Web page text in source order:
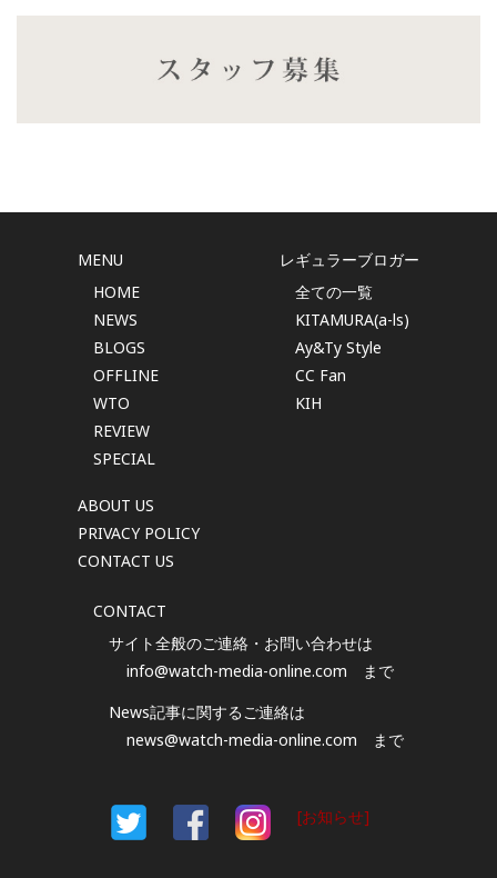
MENU
HOME
NEWS
BLOGS
OFFLINE
WTO
REVIEW
SPECIAL
ABOUT US
PRIVACY POLICY
CONTACT US
レギュラーブロガー
全ての一覧
KITAMURA(a-ls)
Ay&Ty Style
CC Fan
KIH
CONTACT
サイト全般のご連絡・お問い合わせは
info@watch-media-online.com まで
News記事に関するご連絡は
news@watch-media-online.com まで
[お知らせ]